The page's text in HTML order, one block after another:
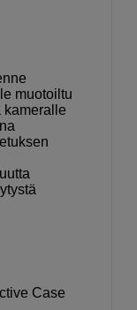
muotoiltu
kameralle
Case